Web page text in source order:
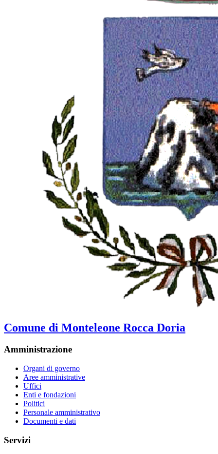
Comune di Monteleone Rocca Doria
Amministrazione
Organi di governo
Aree amministrative
Uffici
Enti e fondazioni
Politici
Personale amministrativo
Documenti e dati
Servizi